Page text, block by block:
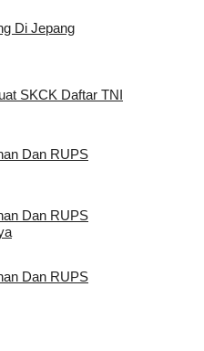
Di Jepang
SKCK Daftar TNI
Dan RUPS
Dan RUPS
Dan RUPS